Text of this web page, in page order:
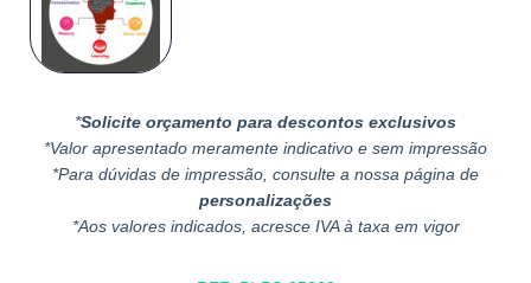
*Solicite orçamento para descontos exclusivos
*Valor apresentado meramente indicativo e sem impressão
*Para dúvidas de impressão, consulte a nossa página de
personalizações
*Aos valores indicados, acresce IVA à taxa em vigor